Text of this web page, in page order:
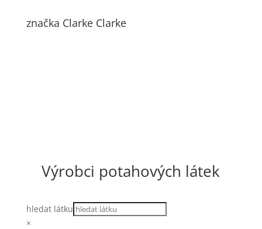
značka Clarke Clarke
Výrobci potahových látek
hledat látku
×